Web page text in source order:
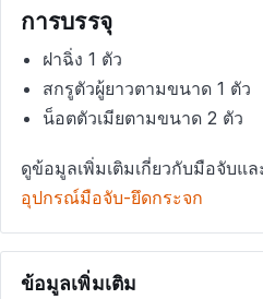
การบรรจุ
ฝาฉิ่ง 1 ตัว
สกรูตัวผู้ยาวตามขนาด 1 ตัว
น็อตตัวเมียตามขนาด 2 ตัว
ดูข้อมูลเพิ่มเติมเกี่ยวกับมือจับแ
อุปกรณ์มือจับ-ยึดกระจก
ข้อมูลเพิ่มเติม